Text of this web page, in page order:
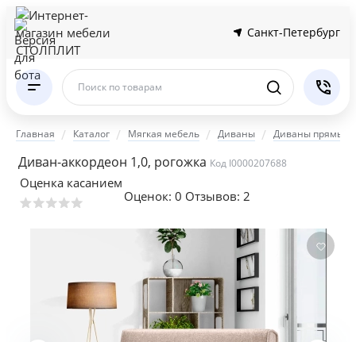
Санкт-Петербург
Поиск по товарам
Главная Каталог Мягкая мебель Диваны Диваны прямые
Диван-аккордеон 1,0, рогожка Код I0000207688
Оценка касанием
Оценок: 0 Отзывов: 2